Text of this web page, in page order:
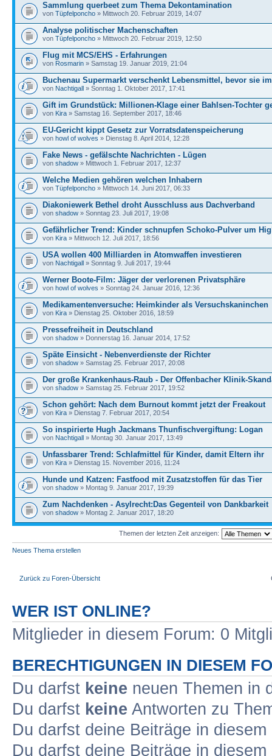
Sammlung querbeet zum Thema Dekontamination
von Tüpfelponcho » Mittwoch 20. Februar 2019, 14:07
Analyse politischer Machenschaften
von Tüpfelponcho » Mittwoch 20. Februar 2019, 12:50
Flug mit MCS/EHS - Erfahrungen
von Rosmarin » Samstag 19. Januar 2019, 21:04
Buchenau Supermarkt verschenkt Lebensmittel, bevor sie
von Nachtigall » Sonntag 1. Oktober 2017, 17:41
Gift im Grundstück: Millionen-Klage einer Bahlsen-Tochter
von Kira » Samstag 16. September 2017, 18:46
EU-Gericht kippt Gesetz zur Vorratsdatenspeicherung
von howl of wolves » Dienstag 8. April 2014, 12:28
Fake News - gefälschte Nachrichten - Lügen
von shadow » Mittwoch 1. Februar 2017, 12:37
Welche Medien gehören welchen Inhabern
von Tüpfelponcho » Mittwoch 14. Juni 2017, 06:33
Diakoniewerk Bethel droht Ausschluss aus Dachverband
von shadow » Sonntag 23. Juli 2017, 19:08
Gefährlicher Trend: Kinder schnupfen Schoko-Pulver um
von Kira » Mittwoch 12. Juli 2017, 18:56
USA wollen 400 Milliarden in Atomwaffen investieren
von Nachtigall » Sonntag 9. Juli 2017, 19:44
Werner Boote-Film: Jäger der verlorenen Privatsphäre
von howl of wolves » Sonntag 24. Januar 2016, 12:36
Medikamentenversuche: Heimkinder als Versuchskaninchen
von Kira » Dienstag 25. Oktober 2016, 18:59
Pressefreiheit in Deutschland
von shadow » Donnerstag 16. Januar 2014, 17:52
Späte Einsicht - Nebenverdienste der Richter
von shadow » Samstag 25. Februar 2017, 20:08
Der große Krankenhaus-Raub - Der Offenbacher Klinik-
von shadow » Samstag 25. Februar 2017, 19:52
Schon gehört: Nach dem Burnout kommt jetzt der Freakout
von Kira » Dienstag 7. Februar 2017, 20:54
So inspirierte Hugh Jackmans Thunfischvergiftung: Logan
von Nachtigall » Montag 30. Januar 2017, 13:49
Unfassbarer Trend: Schlafmittel für Kinder, damit Eltern ihr
von Kira » Dienstag 15. November 2016, 11:24
Hunde und Katzen: Fastfood mit Zusatzstoffen für das Tier
von shadow » Montag 9. Januar 2017, 19:39
Zum Nachdenken - Asylrecht:Das Gegenteil von Dankbarkeit
von shadow » Montag 2. Januar 2017, 18:20
Themen der letzten Zeit anzeigen:
Neues Thema erstellen
Zurück zu Foren-Übersicht
WER IST ONLINE?
Mitglieder in diesem Forum: 0
BERECHTIGUNGEN IN DIESEM
Du darfst keine neuen Themen in
Du darfst keine Antworten zu
Du darfst deine Beiträge in
Du darfst deine Beiträge in